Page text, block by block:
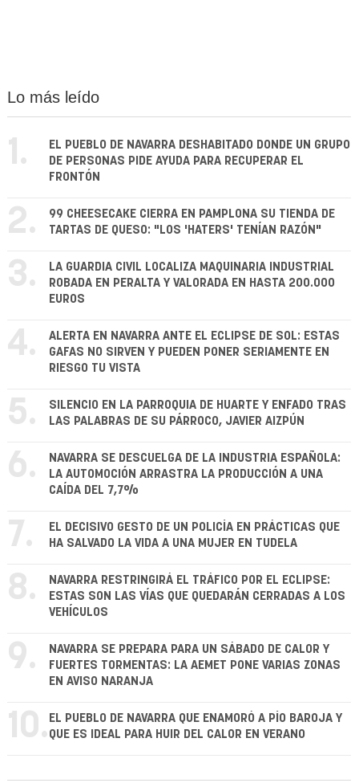
Lo más leído
1.
EL PUEBLO DE NAVARRA DESHABITADO DONDE UN GRUPO
DE PERSONAS PIDE AYUDA PARA RECUPERAR EL
FRONTÓN
2.
99 CHEESECAKE CIERRA EN PAMPLONA SU TIENDA DE
TARTAS DE QUESO: "LOS 'HATERS' TENÍAN RAZÓN"
3.
LA GUARDIA CIVIL LOCALIZA MAQUINARIA INDUSTRIAL
ROBADA EN PERALTA Y VALORADA EN HASTA 200.000
EUROS
4.
ALERTA EN NAVARRA ANTE EL ECLIPSE DE SOL: ESTAS
GAFAS NO SIRVEN Y PUEDEN PONER SERIAMENTE EN
RIESGO TU VISTA
5.
SILENCIO EN LA PARROQUIA DE HUARTE Y ENFADO TRAS
LAS PALABRAS DE SU PÁRROCO, JAVIER AIZPÚN
6.
NAVARRA SE DESCUELGA DE LA INDUSTRIA ESPAÑOLA:
LA AUTOMOCIÓN ARRASTRA LA PRODUCCIÓN A UNA
CAÍDA DEL 7,7%
7.
EL DECISIVO GESTO DE UN POLICÍA EN PRÁCTICAS QUE
HA SALVADO LA VIDA A UNA MUJER EN TUDELA
8.
NAVARRA RESTRINGIRÁ EL TRÁFICO POR EL ECLIPSE:
ESTAS SON LAS VÍAS QUE QUEDARÁN CERRADAS A LOS
VEHÍCULOS
9.
NAVARRA SE PREPARA PARA UN SÁBADO DE CALOR Y
FUERTES TORMENTAS: LA AEMET PONE VARIAS ZONAS
EN AVISO NARANJA
10. EL PUEBLO DE NAVARRA QUE ENAMORÓ A PÍO BAROJA Y
QUE ES IDEAL PARA HUIR DEL CALOR EN VERANO